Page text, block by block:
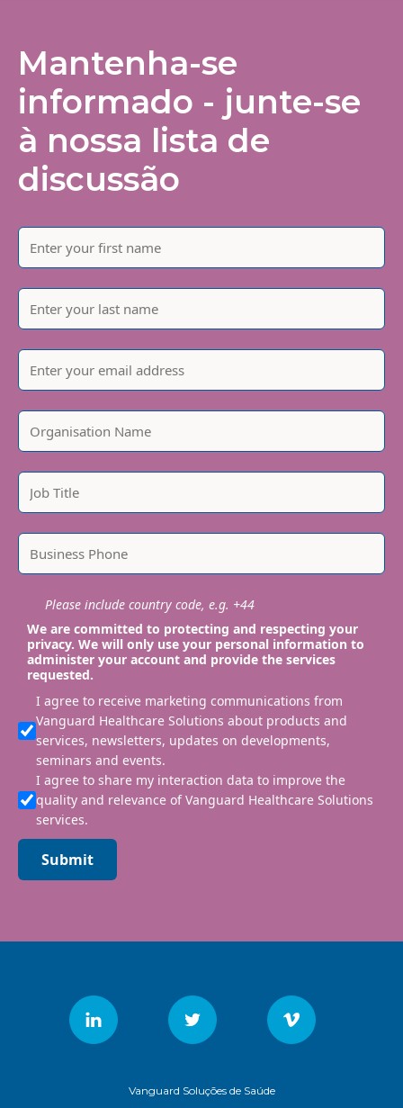
Mantenha-se
informado - junte-se
à nossa lista de
discussão
Please include country code, e.g. +44
We are committed to protecting and respecting your
privacy. We will only use your personal information to
administer your account and provide the services
requested.
I agree to receive marketing communications from
Vanguard Healthcare Solutions about products and
services, newsletters, updates on developments,
seminars and events.
I agree to share my interaction data to improve the
quality and relevance of Vanguard Healthcare Solutions
services.
Submit
Vanguard Soluções de Saúde